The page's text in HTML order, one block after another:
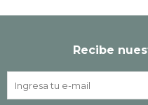
Recibe